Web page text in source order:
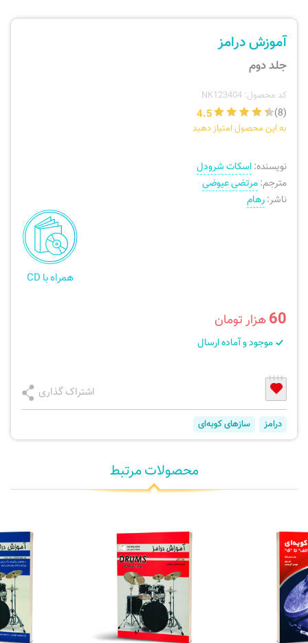
نی، فلوت، سازهای بادی
ارسال سفارش
آموزش درامز
جلد دوم
کد محصول: NK123404
(8)
4.5
به این محصول امتیاز دهید
نویسنده:اسکات شرودل
مترجم:مرتضی عیوضی
ناشر:رهام
همراه با CD
60هزار تومان
موجود و آماده ارسال
اشتراک گذاری
درامز سازهای کوبه‌ای
محصولات مرتبط